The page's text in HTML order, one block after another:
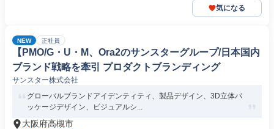
気になる
NEW 正社員
【PMO/G・U・M、Ora2のサンスターグループ/日本国内
ブランド戦略を牽引 プロダクトブランディング
サンスター株式会社
グローバルブランドアイデンティティ、製品デザイン、3D立体パ
ッケージデザイン、ビジュアルシ...
大阪府高槻市